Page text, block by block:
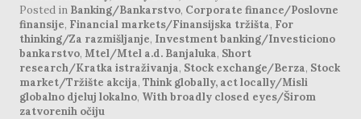
Posted in Banking/Bankarstvo, Corporate finance/Poslovne
finansije, Financial markets/Finansijska tržišta, For
thinking/Za razmišljanje, Investment banking/Investiciono
bankarstvo, Mtel/Mtel a.d. Banjaluka, Short
research/Kratka istraživanja, Stock exchange/Berza, Stock
market/Tržište akcija, Think globally, act locally/Misli
globalno djeluj lokalno, With broadly closed eyes/Širom
zatvorenih očiju